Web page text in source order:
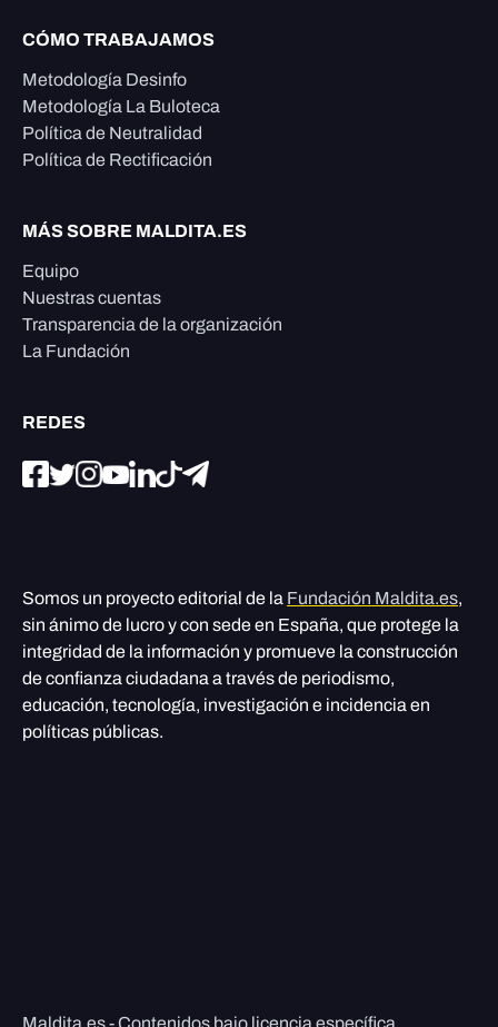
CÓMO TRABAJAMOS
Metodología Desinfo
Metodología La Buloteca
Política de Neutralidad
Política de Rectificación
MÁS SOBRE MALDITA.ES
Equipo
Nuestras cuentas
Transparencia de la organización
La Fundación
REDES
Somos un proyecto editorial de la Fundación Maldita.es,
sin ánimo de lucro y con sede en España, que protege la
integridad de la información y promueve la construcción
de confianza ciudadana a través de periodismo,
educación, tecnología, investigación e incidencia en
políticas públicas.
Maldita.es - Contenidos bajo licencia específica